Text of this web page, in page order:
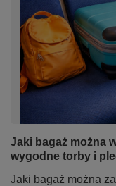
Jaki bagaż można
wygodne torby i
Jaki bagaż można